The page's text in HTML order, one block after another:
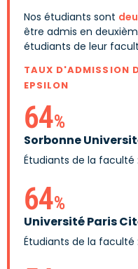
Nos étudiants sont
être admis en
étudiants de leur
TAUX D'ADMISSION
EPSILON
64%
Sorbonne
Étudiants de la faculté :
64%
Université Paris
Étudiants de la faculté :